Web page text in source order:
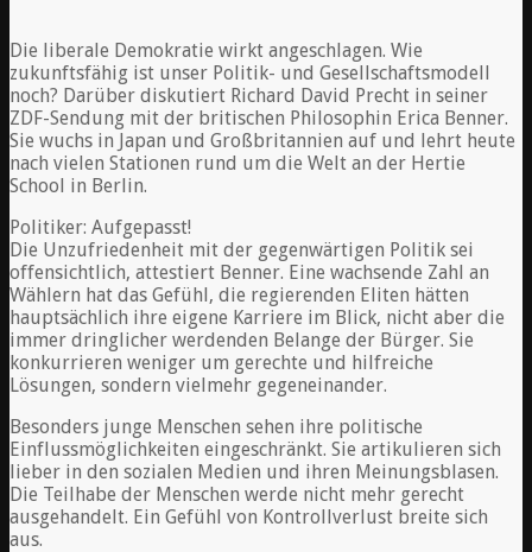
Die liberale Demokratie wirkt angeschlagen. Wie
zukunftsfähig ist unser Politik- und Gesellschaftsmodell
noch? Darüber diskutiert Richard David Precht in seiner
ZDF-Sendung mit der britischen Philosophin Erica Benner.
Sie wuchs in Japan und Großbritannien auf und lehrt heute
nach vielen Stationen rund um die Welt an der Hertie
School in Berlin.
Politiker: Aufgepasst!
Die Unzufriedenheit mit der gegenwärtigen Politik sei
offensichtlich, attestiert Benner. Eine wachsende Zahl an
Wählern hat das Gefühl, die regierenden Eliten hätten
hauptsächlich ihre eigene Karriere im Blick, nicht aber die
immer dringlicher werdenden Belange der Bürger. Sie
konkurrieren weniger um gerechte und hilfreiche
Lösungen, sondern vielmehr gegeneinander.
Besonders junge Menschen sehen ihre politische
Einflussmöglichkeiten eingeschränkt. Sie artikulieren sich
lieber in den sozialen Medien und ihren Meinungsblasen.
Die Teilhabe der Menschen werde nicht mehr gerecht
ausgehandelt. Ein Gefühl von Kontrollverlust breite sich
aus.